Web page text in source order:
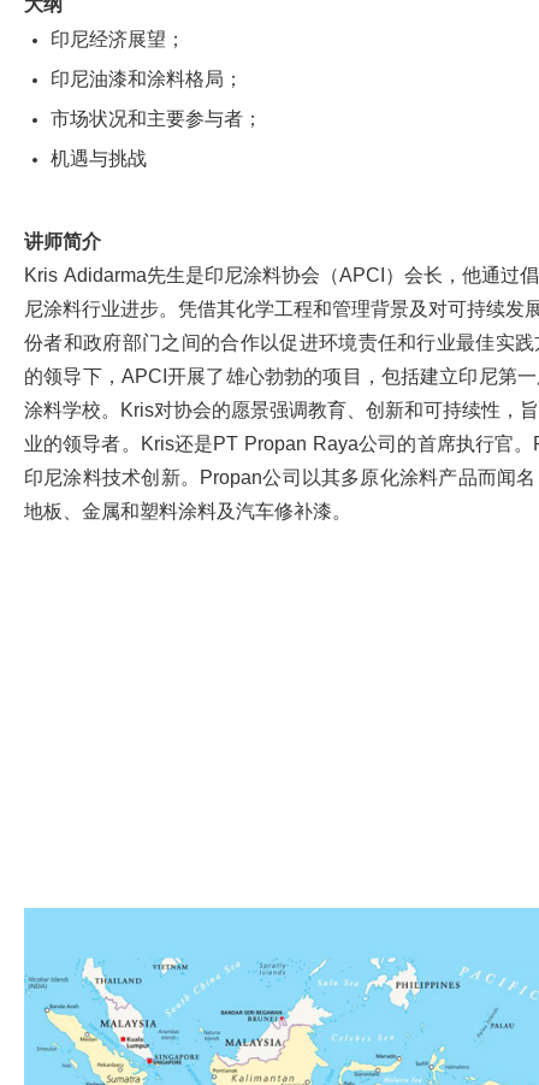
大纲
印尼经济展望；
印尼油漆和涂料格局；
市场状况和主要参与者；
机遇与挑战
讲师简介
Kris Adidarma先生是印尼涂料协会（APCI）会长，他通过
尼涂料行业进步。凭借其化学工程和管理背景及对可持续发
份者和政府部门之间的合作以促进环境责任和行业最佳实
的领导下，APCI开展了雄心勃勃的项目，包括建立印尼第
涂料学校。Kris对协会的愿景强调教育、创新和可持续性，
业的领导者。Kris还是PT Propan Raya公司的首席执行官
印尼涂料技术创新。Propan公司以其多原化涂料产品而闻
地板、金属和塑料涂料及汽车修补漆。